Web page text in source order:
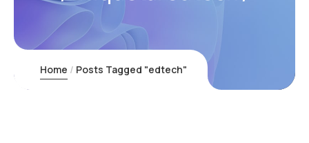
Home Posts Tagged "edtech"